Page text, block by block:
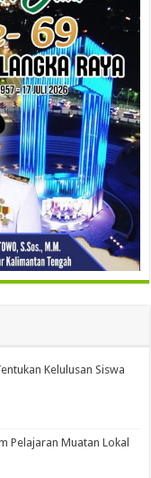
Kelulusan Siswa
Pelajaran Muatan Lokal